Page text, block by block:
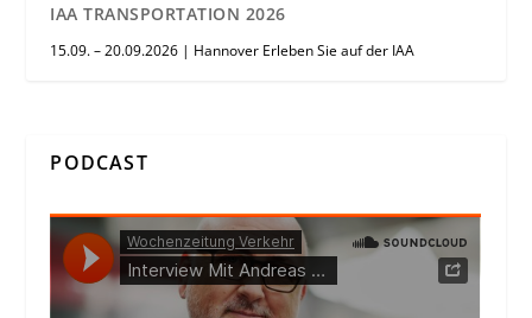
IAA TRANSPORTATION 2026
15.09. – 20.09.2026 | Hannover Erleben Sie auf der IAA
PODCAST